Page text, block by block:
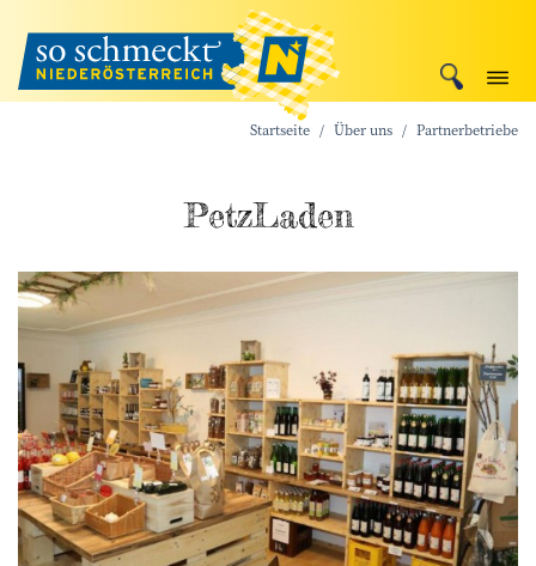
Startseite Über uns Partnerbetriebe
PetzLaden